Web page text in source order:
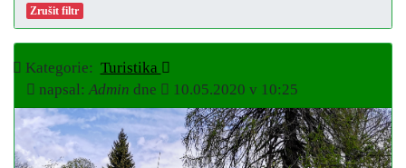
Zrušit filtr
Kategorie: Turistika
napsal: Admin dne 10.05.2020 v 10:25